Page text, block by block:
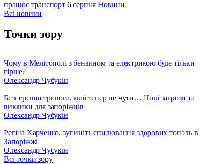
працює транспорт 6 серпня Новини
Всі новини
Точки зору
Чому в Мелітополі з бензином та електрикою буде тільки
гірше?
Олександр Чубукін
Безперевна тривога, якої тепер не чути… Нові загрози та
виклики для запоріжців
Олександр Чубукін
Регіна Харченко, зупиніть спилювання здорових тополь в
Запоріжжі
Олександр Чубукін
Всі точки зору